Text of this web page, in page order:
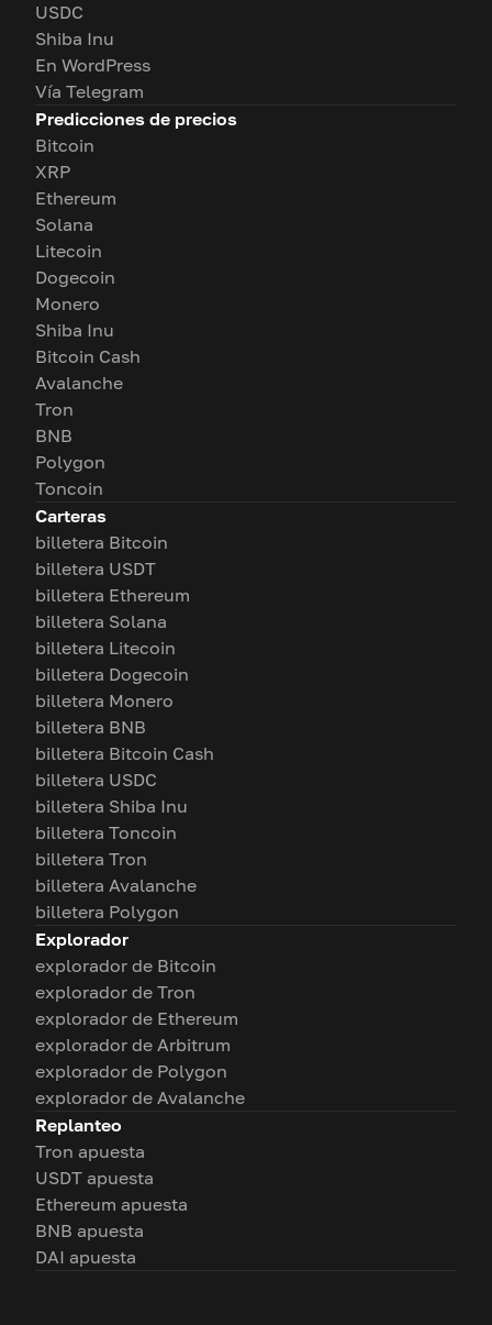
USDC
Shiba Inu
En WordPress
Vía Telegram
Predicciones de precios
Bitcoin
XRP
Ethereum
Solana
Litecoin
Dogecoin
Monero
Shiba Inu
Bitcoin Cash
Avalanche
Tron
BNB
Polygon
Toncoin
Carteras
billetera Bitcoin
billetera USDT
billetera Ethereum
billetera Solana
billetera Litecoin
billetera Dogecoin
billetera Monero
billetera BNB
billetera Bitcoin Cash
billetera USDC
billetera Shiba Inu
billetera Toncoin
billetera Tron
billetera Avalanche
billetera Polygon
Explorador
explorador de Bitcoin
explorador de Tron
explorador de Ethereum
explorador de Arbitrum
explorador de Polygon
explorador de Avalanche
Replanteo
Tron apuesta
USDT apuesta
Ethereum apuesta
BNB apuesta
DAI apuesta